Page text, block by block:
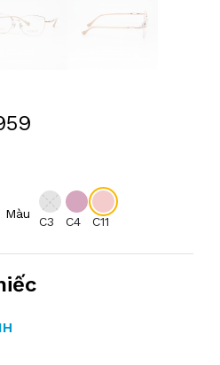
Màu
C3 C4 C11